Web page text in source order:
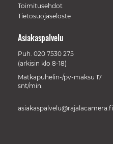
Toimitusehdot
Tietosuojaseloste
Asiakaspalvelu
Puh. 020 7530 275
(arkisin klo 8-18)
Matkapuhelin-/pv-maksu 17
snt/min.
asiakaspalvelu@rajalacamera.fi